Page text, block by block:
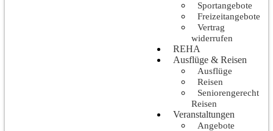
Sportangebote
Freizeitangebote
Vertrag
widerrufen
REHA
Ausflüge & Reisen
Ausflüge
Reisen
Seniorengerecht
Reisen
Veranstaltungen
Angebote